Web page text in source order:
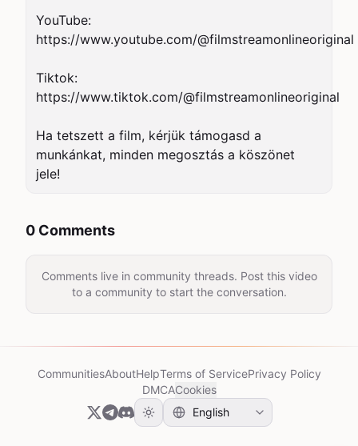
YouTube:
https://www.youtube.com/@filmstreamonlineoriginal
Tiktok:
https://www.tiktok.com/@filmstreamonlineoriginal
Ha tetszett a film, kérjük támogasd a
munkánkat, minden megosztás a köszönet
0 Comments
Comments live in community threads. Post this video
to a community to start the conversation.
CommunitiesAboutHelpTerms of ServicePrivacy Policy
DMCACookies